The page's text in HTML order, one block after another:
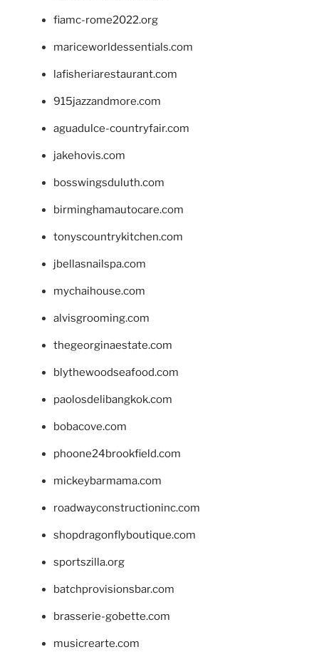
fiamc-rome2022.org
mariceworldessentials.com
lafisheriarestaurant.com
915jazzandmore.com
aguadulce-countryfair.com
jakehovis.com
bosswingsduluth.com
birminghamautocare.com
tonyscountrykitchen.com
jbellasnailspa.com
mychaihouse.com
alvisgrooming.com
thegeorginaestate.com
blythewoodseafood.com
paolosdelibangkok.com
bobacove.com
phoone24brookfield.com
mickeybarmama.com
roadwayconstructioninc.com
shopdragonflyboutique.com
sportszilla.org
batchprovisionsbar.com
brasserie-gobette.com
musicrearte.com